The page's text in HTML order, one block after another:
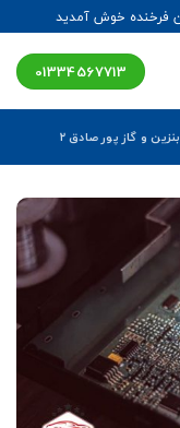
فرخنده خوش آمدید
01334567713
و گاز پور صادق ۲